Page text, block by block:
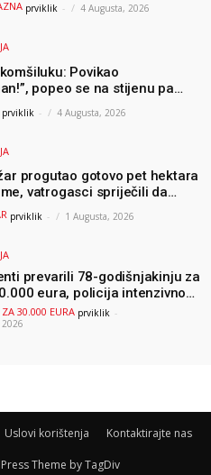
prviklik - 4 Augusta, 2026
Povikao
popeo se na stijenu pa
prviklik - 4 Augusta, 2026
progutao gotovo pet hektara
vatrogasci spriječili da
veće katastrofe
prviklik - 1 Augusta, 2026
prevarili 78-godišnjakinju za
eura, policija intenzivno
ZA 30.000 EURA prviklik -
Uslovi korištenja Kontaktirajte nas
Theme by TagDiv